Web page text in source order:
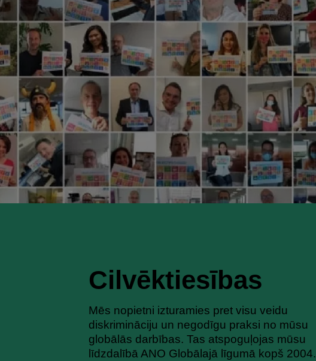
Cilvēktiesības
Mēs nopietni izturamies pret visu veidu
diskrimināciju un negodīgu praksi no mūsu
globālās darbības. Tas atspoguļojas mūsu
līdzdalībā ANO Globālajā līgumā kopš 2004.